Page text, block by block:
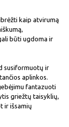
kaip atvirumą
būti ugdoma ir
susiformuotų ir
aplinkos.
fantazuoti
griežtų taisyklių,
ir išsamių